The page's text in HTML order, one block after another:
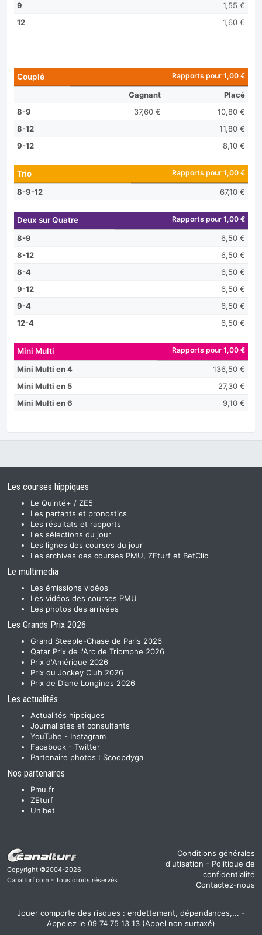
9
1,55 €
12
1,60 €
Couplé Rapports pour 1,00 €
Gagnant
Placé
8-9
37,60 €
10,80 €
8-12
11,80 €
9-12
8,10 €
Trio Rapports pour 1,00 €
8-9-12 67,10 €
Deux sur Quatre Rapports pour 1,00 €
8-9
6,50 €
8-12
6,50 €
8-4
6,50 €
9-12
6,50 €
9-4
6,50 €
12-4
6,50 €
Mini Multi Rapports pour 1,00 €
Mini Multi en 4
136,50 €
Mini Multi en 5
27,30 €
Mini Multi en 6
9,10 €
Les courses hippiques
Le Quinté+ / ZE5
Les partants et pronostics
Les résultats et rapports
Les sélections du jour
Les lignes des courses du jour
Les archives des courses PMU, ZEturf et BetClic
Le multimedia
Les émissions vidéos
Les vidéos des courses PMU
Les photos des arrivées
Les Grands Prix 2026
Grand Steeple-Chase de Paris 2026
Qatar Prix de l'Arc de Triomphe 2026
Prix d'Amérique 2026
Prix du Jockey Club 2026
Prix de Diane Longines 2026
Les actualités
Actualités hippiques
Journalistes et consultants
YouTube - Instagram
Facebook - Twitter
Partenaire photos : Scoopdyga
Nos partenaires
Pmu.fr
ZEturf
Unibet
Copyright ©2004-2026
Canalturf.com - Tous droits réservés
Conditions générales
d'utisation - Politique de
confidentialité
Contactez-nous
Jouer comporte des risques : endettement, dépendances,... -
Appelez le 09 74 75 13 13 (Appel non surtaxé)